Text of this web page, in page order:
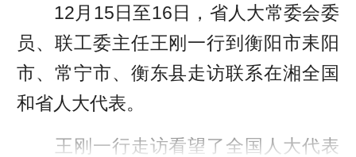
12月15日至16日，省人大常委会委
员、联工委主任王刚一行到衡阳市耒阳
市、常宁市、衡东县走访联系在湘全国
和省人大代表。
王刚一行走访看望了全国人大代表